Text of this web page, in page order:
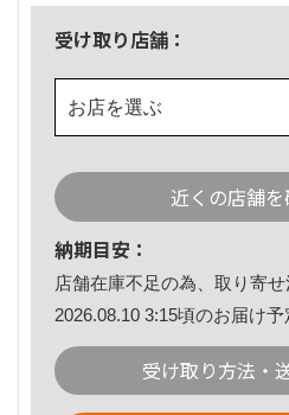
受け取り店舗：
お店を選ぶ
近くの店舗
納期目安：
店舗在庫不足の為、取り寄せ
2026.08.10 3:15頃のお届け予
受け取り方法・